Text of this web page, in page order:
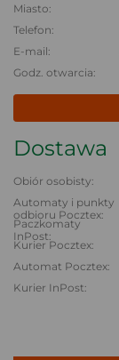
Miasto:
Telefon:
E-mail:
Godz. otwarcia:
Dostawa
Obiór osobisty:
Automaty i punkty
odbioru Pocztex:
Paczkomaty
InPost:
Kurier Pocztex:
Automat Pocztex:
Kurier InPost: